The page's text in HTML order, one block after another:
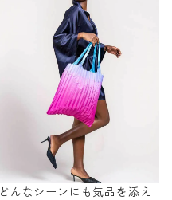
どんなシーンにも気品を添え